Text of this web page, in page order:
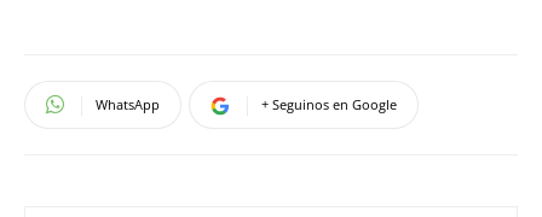
WhatsApp + Seguinos en Google